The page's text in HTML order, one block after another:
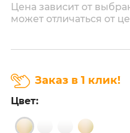
Цена зависит от
может отличаться от
Заказ в 1 клик!
Цвет: